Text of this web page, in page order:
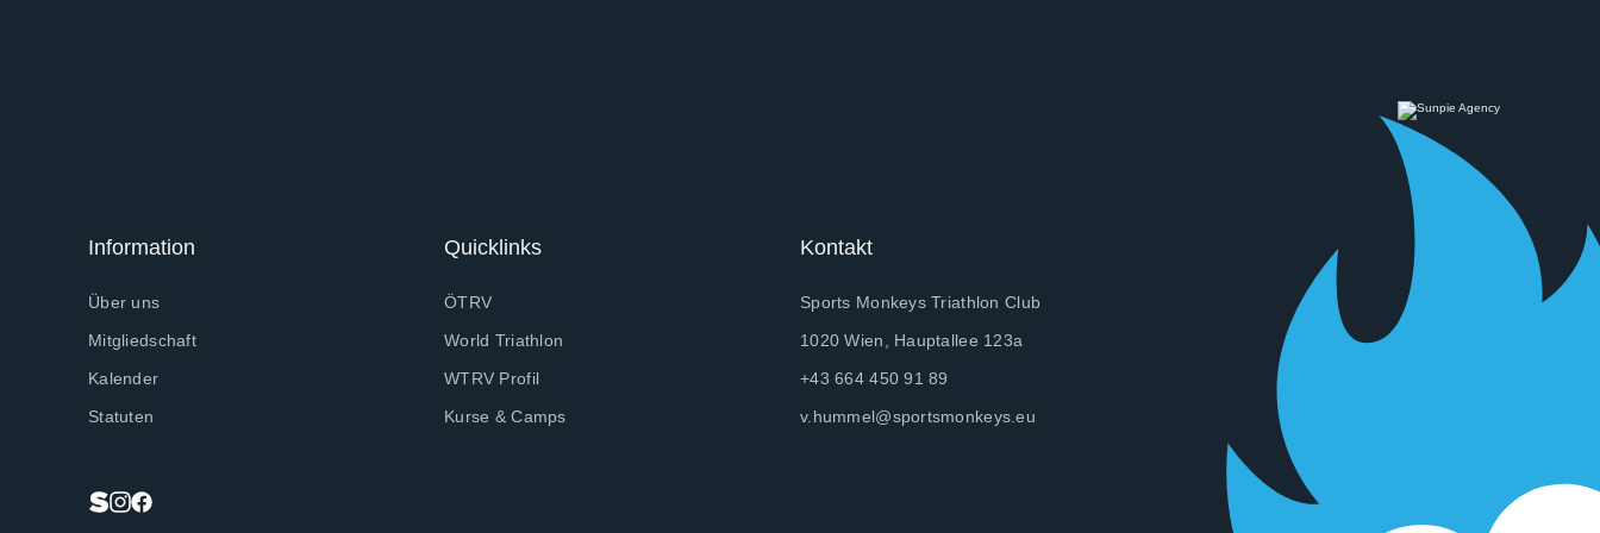
Information
Über uns
Mitgliedschaft
Kalender
Statuten
Quicklinks
ÖTRV
World Triathlon
WTRV Profil
Kurse & Camps
Kontakt
Sports Monkeys Triathlon Club
1020 Wien, Hauptallee 123a
+43 664 450 91 89
v.hummel@sportsmonkeys.eu